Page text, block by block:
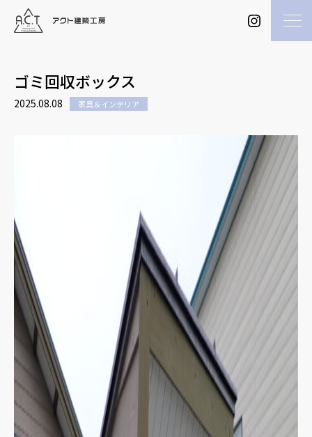
ゴミ回収ボックス
2025.08.08 家具＆インテリア